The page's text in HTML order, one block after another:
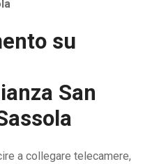
su
San
a collegare telecamere,